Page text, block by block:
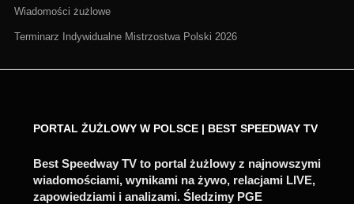
Wiadomości żużlowe
Terminarz Indywidualne Mistrzostwa Polski 2026
PORTAL ŻUŻLOWY W POLSCE | BEST SPEEDWAY TV
Best Speedway TV to portal żużlowy z najnowszymi
wiadomościami, wynikami na żywo, relacjami LIVE,
zapowiedziami i analizami. Śledzimy PGE